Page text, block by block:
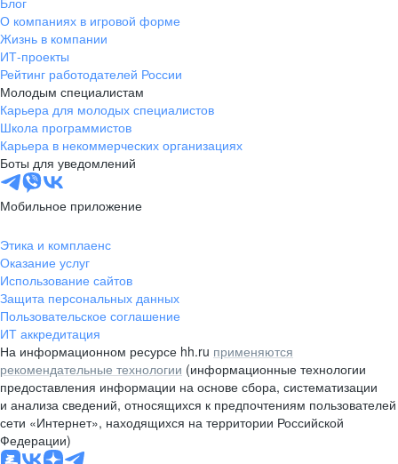
О компаниях в игровой форме
Жизнь в компании
ИТ-проекты
Рейтинг работодателей России
Молодым специалистам
Карьера для молодых специалистов
Школа программистов
Карьера в некоммерческих организациях
Боты для уведомлений
Мобильное приложение
Этика и комплаенс
Оказание услуг
Использование сайтов
Защита персональных данных
Пользовательское соглашение
ИТ аккредитация
На информационном ресурсе hh.ru применяются
рекомендательные технологии (информационные технологии
предоставления информации на основе сбора, систематизации
и анализа сведений, относящихся к предпочтениям пользователей
сети «Интернет», находящихся на территории Российской
Федерации)